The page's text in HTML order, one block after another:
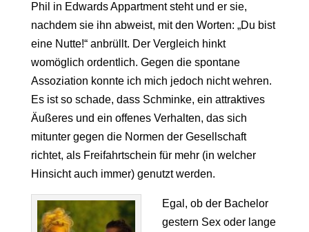
Phil in Edwards Appartment steht und er sie,
nachdem sie ihn abweist, mit den Worten: „Du bist
eine Nutte!“ anbrüllt. Der Vergleich hinkt
womöglich ordentlich. Gegen die spontane
Assoziation konnte ich mich jedoch nicht wehren.
Es ist so schade, dass Schminke, ein attraktives
Äußeres und ein offenes Verhalten, das sich
mitunter gegen die Normen der Gesellschaft
richtet, als Freifahrtschein für mehr (in welcher
Hinsicht auch immer) genutzt werden.
Egal, ob der Bachelor
gestern Sex oder lange